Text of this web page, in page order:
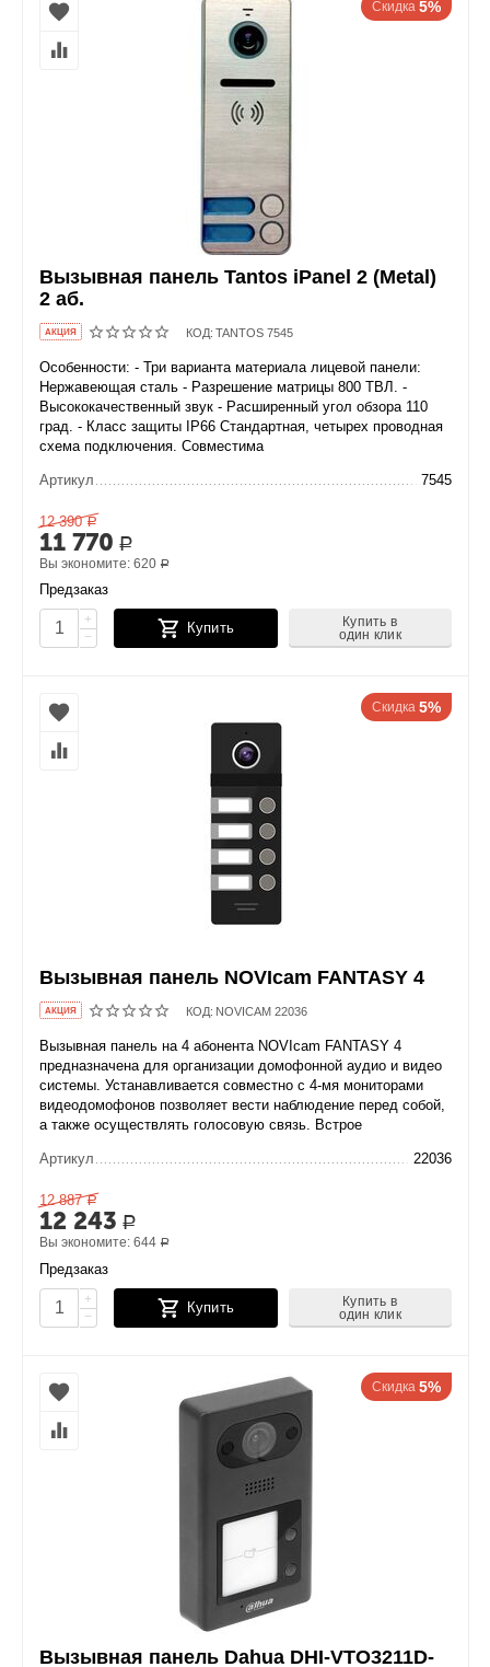
Скидка 5%
Вызывная панель Tantos iPanel 2 (Metal)
2 аб.
AКЦИЯ КОД: TANTOS 7545
Особенности: - Три варианта материала лицевой панели:
Нержавеющая сталь - Разрешение матрицы 800 ТВЛ. -
Высококачественный звук - Расширенный угол обзора 110
град. - Класс защиты IP66 Стандартная, четырех проводная
схема подключения. Совместима
Артикул 7545
12 390 Р
11 770 Р
Вы экономите:620 Р
Предзаказ
+
−
Купить
Купить в
один клик
Скидка 5%
Вызывная панель NOVIcam FANTASY 4
AКЦИЯ КОД: NOVICAM 22036
Вызывная панель на 4 абонента NOVIcam FANTASY 4
предназначена для организации домофонной аудио и видео
системы. Устанавливается совместно с 4-мя мониторами
видеодомофонов позволяет вести наблюдение перед собой,
а также осуществлять голосовую связь. Встрое
Артикул 22036
12 887 Р
12 243 Р
Вы экономите:644 Р
Предзаказ
+
−
Купить
Купить в
один клик
Скидка 5%
Вызывная панель Dahua DHI-VTO3211D-